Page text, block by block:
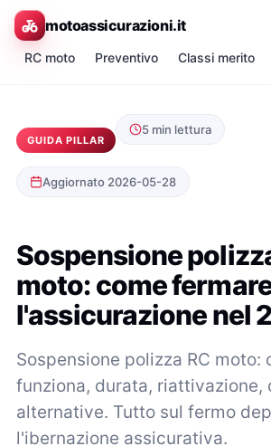
motoassicurazioni.it
RC moto Preventivo Classi merito
GUIDA PILLAR
5 min lettura
Aggiornato 2026-05-28
Sospensione
moto: come
l'assicurazione nel
Sospensione polizza RC moto:
funziona, durata, riattivazione,
alternative. Tutto sul fermo
l'ibernazione assicurativa.